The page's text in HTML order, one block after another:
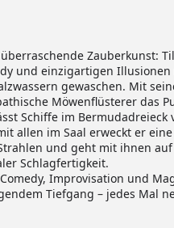
Zauberkunst:
und einzigartigen
gewaschen. Mit
Möwenflüsterer das
Schiffe im
allen im Saal erweckt er
und geht mit ihnen
Schlagfertigkeit.
Improvisation und
Tiefgang – jedes Mal